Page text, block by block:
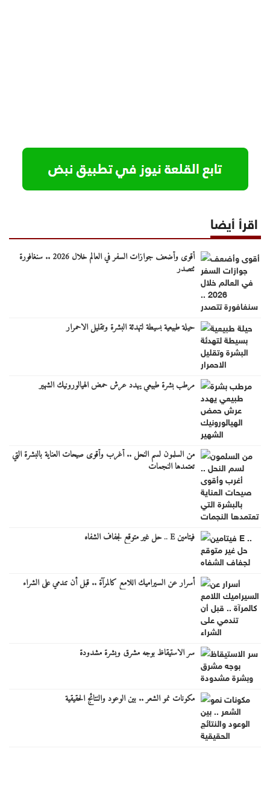
اقرأ أيضا
أقوى وأضعف جوازات السفر في العالم خلال 2026 .. سنغافورة
تتصدر
حيلة طبيعية بسيطة لتهدئة البشرة وتقليل الاحمرار
مرطب بشرة طبيعي يهدد عرش حمض الهيالورونيك الشهير
من السلمون لسم النحل .. أغرب وأقوى صيحات العناية بالبشرة التي
تعتمدها النجمات
فيتامين E .. حل غير متوقع لجفاف الشفاه
أسرار عن السيراميك اللامع كالمرآة .. قبل أن تندمي على الشراء
سر الاستيقاظ بوجه مشرق وبشرة مشدودة
مكونات نمو الشعر .. بين الوعود والنتائج الحقيقية